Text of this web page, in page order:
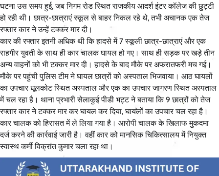
घटना उस समय हुई, जब निगम रोड स्थित राजकीय आदर्श इंटर कॉलेज की छुट्टी
हो रही थी। छात्र-छात्राएं स्कूल से बाहर निकल रहे थे, तभी अचानक एक तेज
रफ्तार कार ने उन्हें टक्कर मार दी।
कार की रफ्तार इतनी अधिक थी कि हादसे में 7 स्कूली छात्र-छात्राएं और एक
राहगीर युवती के साथ ही कार चालक घायल हो गए। साथ ही सड़क पर खड़े तीन
अन्य वाहनों को भी टक्कर मार दी। हादसे के बाद मौके पर अफरातफरी मच गई।
मौके पर पहुंची पुलिस टीम ने घायल छात्रों को अस्पताल भिजवाया। आठ घायलों
का उपचार धूलकोट स्थित अस्पताल और एक का उपचार जागरण स्थित अस्पताल
में चल रहा है। थाना प्रभारी सेलाकुई पीडी भट्ट ने बताया कि 9 छात्रों को तेज
रफ्तार कार ने टक्कर मार कर घायल कर दिया, घायलों का उपचार चल रहा है।
कार चालक को हिरासत में ले लिया गया है। आरोपी चालक के खिलाफ मुकदमा
दर्ज करने की कार्रवाई जारी है। वहीं कार को मानसिक चिकित्सालय में नियुक्त
स्वास्थ कर्मी विक्रांत कुमार चला रहा था।